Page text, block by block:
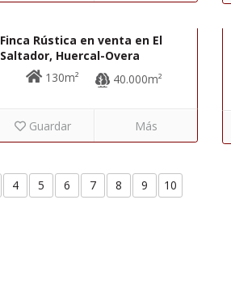
Finca Rústica en venta en El
Saltador, Huercal-Overa
130m²
40.000m²
Guardar Más
4 5 6 7 8 9 10